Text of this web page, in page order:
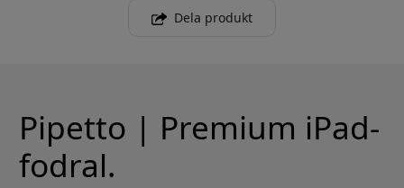
Dela produkt
Pipetto | Premium iPad-
fodral.